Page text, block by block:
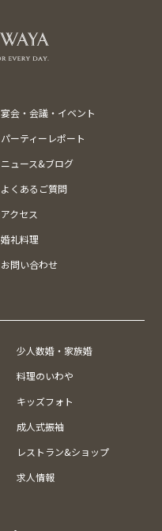
宴会・会議・イベント
パーティーレポート
ニュース&ブログ
よくあるご質問
アクセス
婚礼料理
お問い合わせ
少人数婚・家族婚
料理のいわや
キッズフォト
成人式振袖
レストラン&ショップ
求人情報